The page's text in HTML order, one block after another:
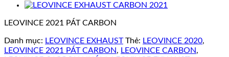
LEOVINCE 2021 PÁT CARBON
Danh mục: LEOVINCE EXHAUST Thẻ: LEOVINCE 2020,
LEOVINCE 2021 PÁT CARBON, LEOVINCE CARBON,